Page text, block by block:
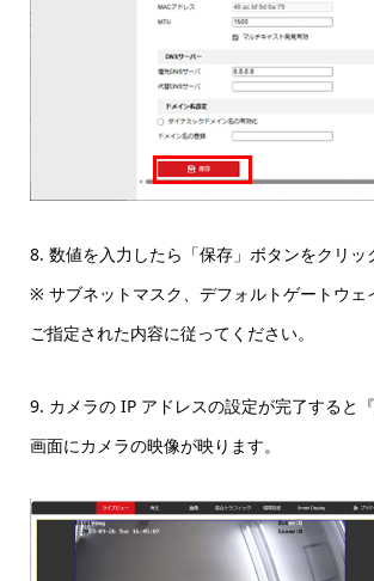
8. 数値を入力したら「保存」ボタンをクリッ
※ サブネットマスク、デフォルトゲートウェ
ご指定された内容に従ってください。
9. カメラの IP アドレスの設定が完了すると
画面にカメラの映像が映ります。